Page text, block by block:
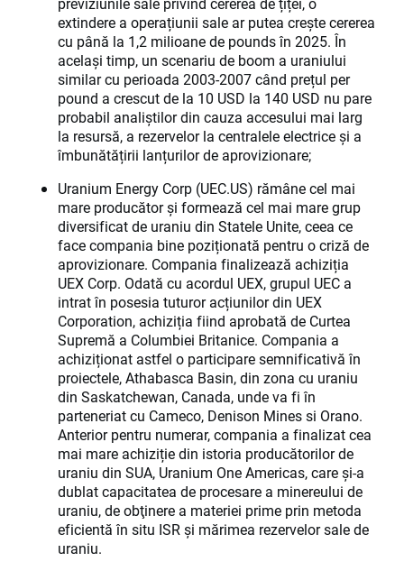
extindere a operațiunii sale ar putea crește cererea
cu până la 1,2 milioane de pounds în 2025. În
același timp, un scenariu de boom a uraniului
similar cu perioada 2003-2007 când prețul per
pound a crescut de la 10 USD la 140 USD nu pare
probabil analiștilor din cauza accesului mai larg
la resursă, a rezervelor la centralele electrice și a
îmbunătățirii lanțurilor de aprovizionare;
Uranium Energy Corp (UEC.US) rămâne cel mai
mare producător și formează cel mai mare grup
diversificat de uraniu din Statele Unite, ceea ce
face compania bine poziționată pentru o criză de
aprovizionare. Compania finalizează achiziția
UEX Corp. Odată cu acordul UEX, grupul UEC a
intrat în posesia tuturor acțiunilor din UEX
Corporation, achiziția fiind aprobată de Curtea
Supremă a Columbiei Britanice. Compania a
achiziționat astfel o participare semnificativă în
proiectele, Athabasca Basin, din zona cu uraniu
din Saskatchewan, Canada, unde va fi în
parteneriat cu Cameco, Denison Mines si Orano.
Anterior pentru numerar, compania a finalizat cea
mai mare achiziție din istoria producătorilor de
uraniu din SUA, Uranium One Americas, care și-a
dublat capacitatea de procesare a minereului de
uraniu, de obţinere a materiei prime prin metoda
eficientă în situ ISR şi mărimea rezervelor sale de
uraniu.